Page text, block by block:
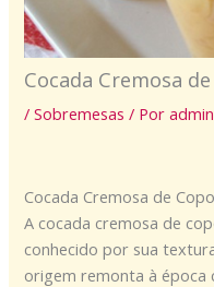
Cocada Cremosa
/Sobremesas / Poradmin
Cocada Cremosa de Copo
A cocada cremosa de
conhecido por sua
origem remonta à época